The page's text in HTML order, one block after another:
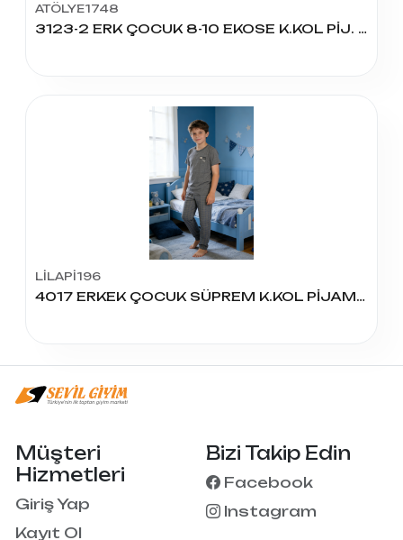
ATÖLYE1748
3123-2 ERK ÇOCUK 8-10 EKOSE K.KOL PİJ. TAKIM
LİLAPİ196
4017 ERKEK ÇOCUK SÜPREM K.KOL PİJAMA TAKIM
Müşteri
Hizmetleri
Giriş Yap
Kayıt Ol
Bizi Takip Edin
Facebook
Instagram